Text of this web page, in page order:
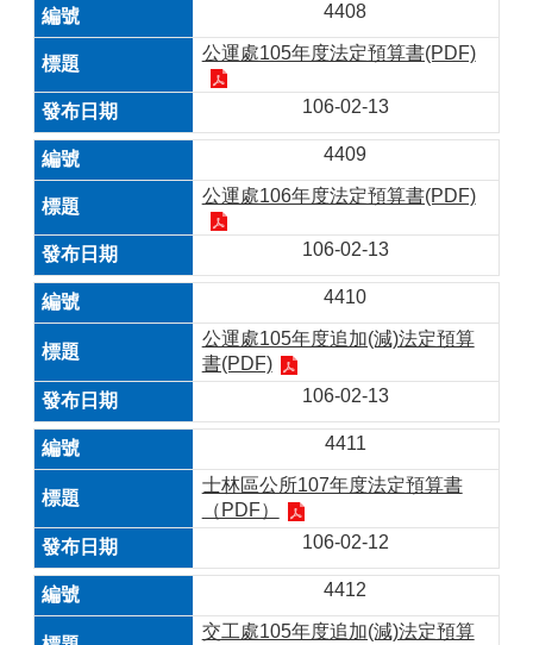
4408
公運處105年度法定預算書(PDF)
106-02-13
4409
公運處106年度法定預算書(PDF)
106-02-13
4410
公運處105年度追加(減)法定預算
書(PDF)
106-02-13
4411
士林區公所107年度法定預算書
（PDF）
106-02-12
4412
交工處105年度追加(減)法定預算